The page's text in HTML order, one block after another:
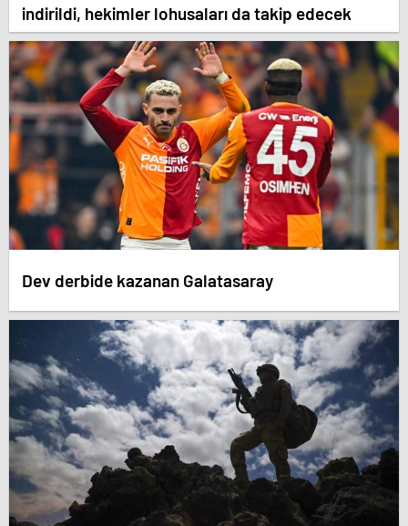
indirildi, hekimler lohusaları da takip edecek
Dev derbide kazanan Galatasaray